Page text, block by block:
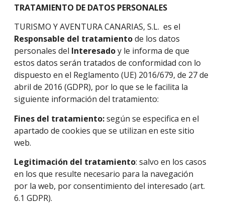
TRATAMIENTO DE DATOS PERSONALES
TURISMO Y AVENTURA CANARIAS, S.L. es el
Responsable del tratamientode los datos
personales del Interesadoy le informa de que
estos datos serán tratados de conformidad con lo
dispuesto en el Reglamento (UE) 2016/679, de 27 de
abril de 2016 (GDPR), por lo que se le facilita la
siguiente información del tratamiento:
Fines del tratamiento:según se especifica en el
apartado de cookies que se utilizan en este sitio
web.
Legitimación del tratamiento: salvo en los casos
en los que resulte necesario para la navegación
por la web, por consentimiento del interesado (art.
6.1 GDPR).